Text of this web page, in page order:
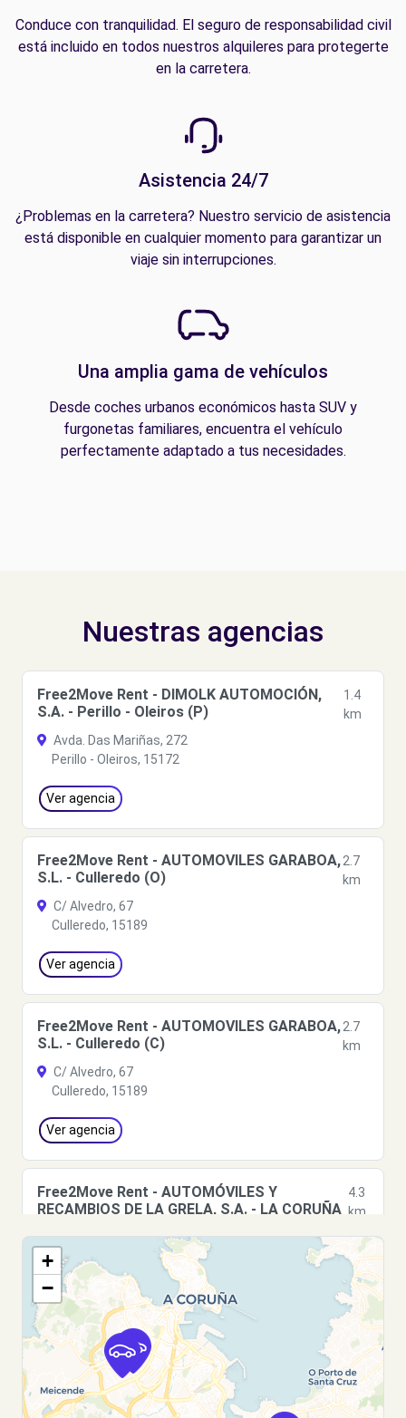
Conduce con tranquilidad. El seguro de responsabilidad civil
está incluido en todos nuestros alquileres para protegerte
en la carretera.
Asistencia 24/7
¿Problemas en la carretera? Nuestro servicio de asistencia
está disponible en cualquier momento para garantizar un
viaje sin interrupciones.
Una amplia gama de vehículos
Desde coches urbanos económicos hasta SUV y
furgonetas familiares, encuentra el vehículo
perfectamente adaptado a tus necesidades.
Nuestras agencias
Free2Move Rent - DIMOLK AUTOMOCIÓN,
S.A. - Perillo - Oleiros (P)
1.4
km
Avda. Das Mariñas, 272
Perillo - Oleiros, 15172
Ver agencia
Free2Move Rent - AUTOMOVILES GARABOA,
S.L. - Culleredo (O)
2.7
km
C/ Alvedro, 67
Culleredo, 15189
Ver agencia
Free2Move Rent - AUTOMOVILES GARABOA,
S.L. - Culleredo (C)
2.7
km
C/ Alvedro, 67
Culleredo, 15189
Ver agencia
Free2Move Rent - AUTOMÓVILES Y
RECAMBIOS DE LA GRELA, S.A. - LA CORUÑA
4.3
km
CALLE SEVERO OCHOA, 8
LA CORUÑA, 15008
Ver agencia
Free2Move Rent - TALLERES CARRERA E
HIJOS, S.L. - Coruña (A) (C)
4.5
km
+
−